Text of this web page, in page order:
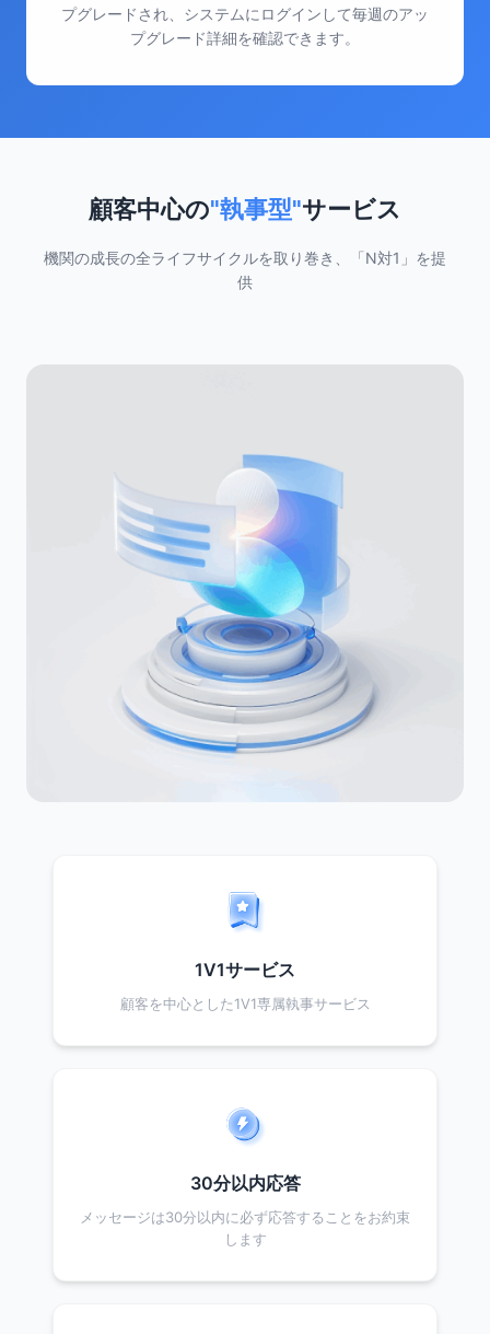
プグレードされ、システムにログインして毎週のアッ
プグレード詳細を確認できます。
顧客中心の"執事型"サービス
機関の成長の全ライフサイクルを取り巻き、「N対1」を提
供
1V1サービス
顧客を中心とした1V1専属執事サービス
30分以内応答
メッセージは30分以内に必ず応答することをお約束
します